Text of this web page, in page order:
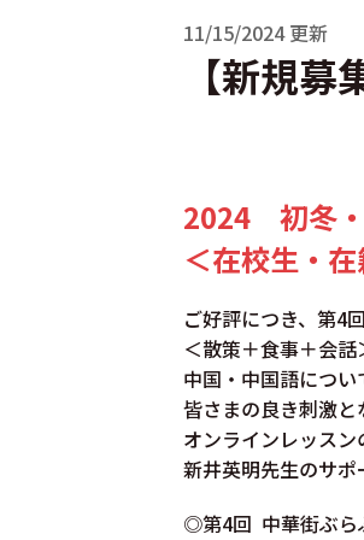
11/15/2024 更新
【新規
2024 初冬
＜在校生・
ご好評につき、第4
＜散策＋食事＋会
中国・中国語につい
皆さまの良き刺激
オンラインレッスン
新井英明先生のサ
◎第4回 中華街ぶら